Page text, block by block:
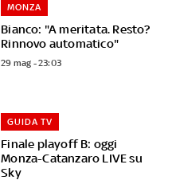
Bianco: "A meritata. Resto?
Rinnovo automatico"
MONZA
29 mag - 23:03
Finale playoff B: oggi
Monza-Catanzaro LIVE su
Sky
GUIDA TV